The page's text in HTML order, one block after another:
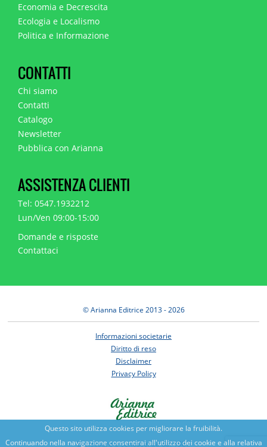
Questo sito utilizza cookies per migliorare la fruibilità.
Continuando nella navigazione consentirai all'utilizzo dei cookie e alla relativa
Economia e Decrescita
Ecologia e Localismo
Politica e Informazione
CONTATTI
Chi siamo
Contatti
Catalogo
Newsletter
Pubblica con Arianna
ASSISTENZA CLIENTI
Tel: 0547.1932212
Lun/Ven 09:00-15:00
Domande e risposte
Contattaci
© Arianna Editrice 2013 - 2026
Informazioni societarie
Diritto di reso
Disclaimer
Privacy Policy
Benessere e conoscenza dal 1987